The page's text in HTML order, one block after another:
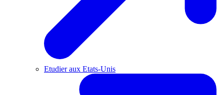
Etudier aux Etats-Unis